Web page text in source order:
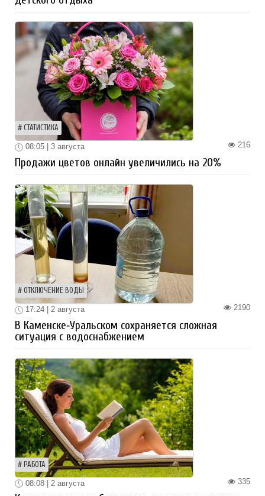
СТАТИСТИКА
216
08:05 | 3 августа
Продажи цветов онлайн увеличились на 20%
ОТКЛЮЧЕНИЕ ВОДЫ
2190
17:24 | 2 августа
В Каменске‑Уральском сохраняется сложная
ситуация с водоснабжением
РАБОТА
335
08:08 | 2 августа